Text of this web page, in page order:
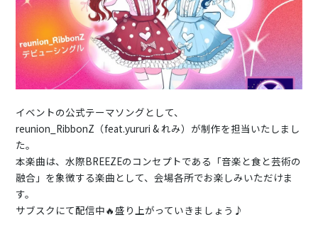
イベントの公式テーマソングとして、
reunion_RibbonZ（feat.yururi & れみ）が制作を担当いたしまし
た。
本楽曲は、水際BREEZEのコンセプトである「音楽と食と芸術の
融合」を象徴する楽曲として、会場各所でお楽しみいただけま
す。
サブスクにて配信中🔥盛り上がっていきましょう♪